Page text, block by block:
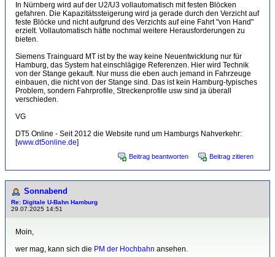
In Nürnberg wird auf der U2/U3 vollautomatisch mit festen Blöcken
gefahren. Die Kapazitätssteigerung wird ja gerade durch den Verzicht auf
feste Blöcke und nicht aufgrund des Verzichts auf eine Fahrt "von Hand"
erzielt. Vollautomatisch hätte nochmal weitere Herausforderungen zu
bieten.
Siemens Trainguard MT ist by the way keine Neuentwicklung nur für
Hamburg, das System hat einschlägige Referenzen. Hier wird Technik
von der Stange gekauft. Nur muss die eben auch jemand in Fahrzeuge
einbauen, die nicht von der Stange sind. Das ist kein Hamburg-typisches
Problem, sondern Fahrprofile, Streckenprofile usw sind ja überall
verschieden.
VG
DT5 Online - Seit 2012 die Website rund um Hamburgs Nahverkehr:
[www.dt5online.de]
Beitrag beantworten Beitrag zitieren
Sonnabend
Re: Digitale U-Bahn Hamburg
29.07.2025 14:51
Moin,
wer mag, kann sich die PM der Hochbahn ansehen.